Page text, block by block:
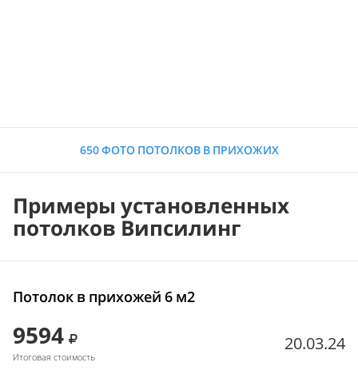
650 ФОТО ПОТОЛКОВ В ПРИХОЖИХ
Примеры установленных
потолков Випсилинг
Потолок в прихожей 6 м2
9594
Итоговая стоимость
20.03.24